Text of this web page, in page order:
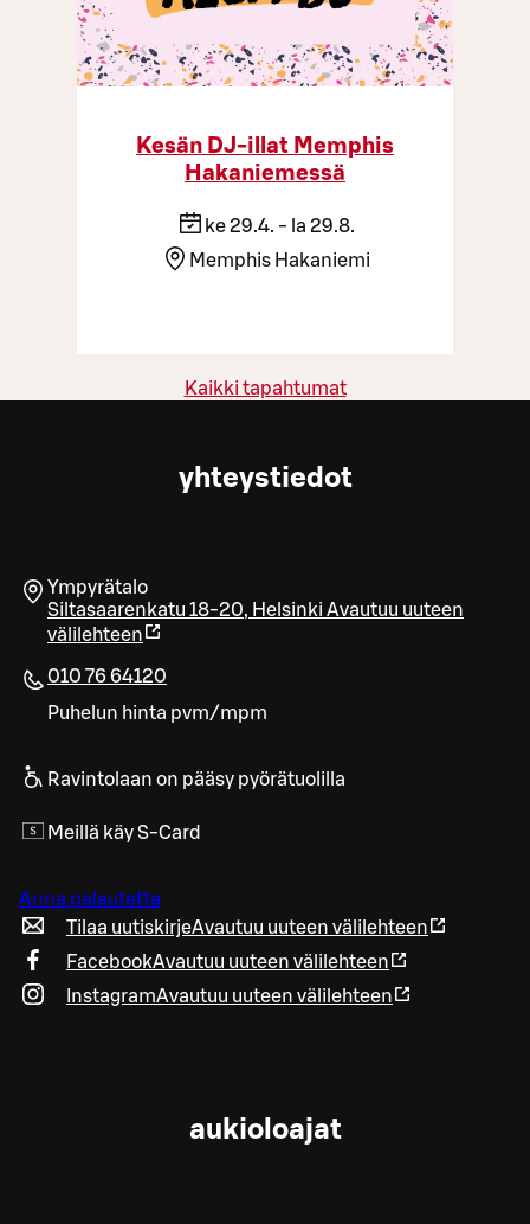
Kesän DJ-illat Memphis
Hakaniemessä
ke 29.4. - la 29.8.
Memphis Hakaniemi
Kaikki tapahtumat
yhteystiedot
Ympyrätalo
Siltasaarenkatu 18-20, Helsinki Avautuu uuteen
välilehteen
010 76 64120
Puhelun hinta pvm/mpm
Ravintolaan on pääsy pyörätuolilla
Meillä käy S-Card
Anna palautetta
Tilaa uutiskirjeAvautuu uuteen välilehteen
FacebookAvautuu uuteen välilehteen
InstagramAvautuu uuteen välilehteen
aukioloajat